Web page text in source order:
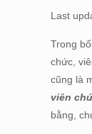
Last
Trong
chức,
cũng là
viên
bằng,